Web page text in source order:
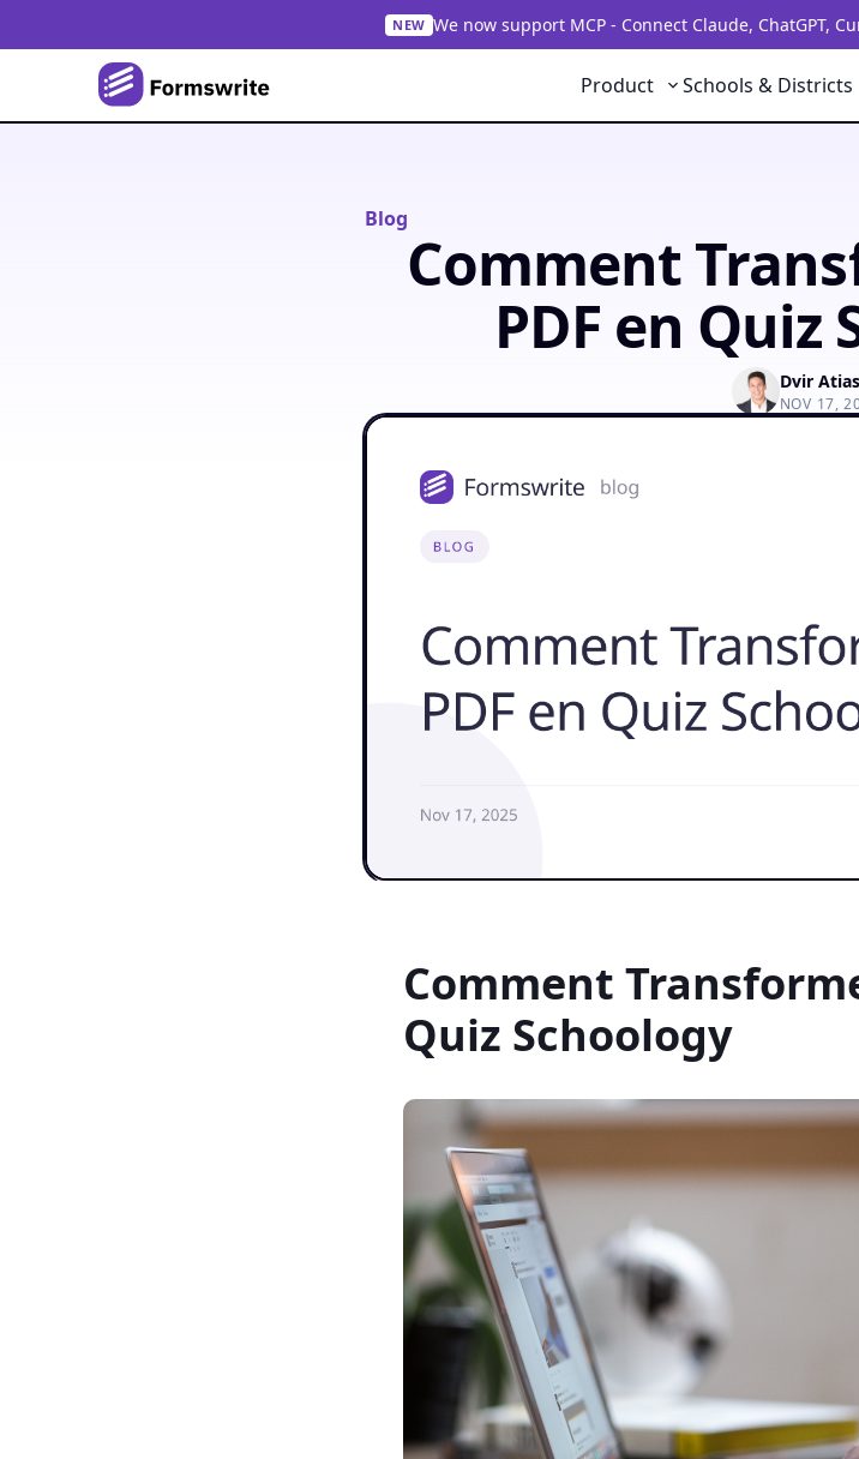
NEW We now support MCP - Connect Claude, ChatGPT,
Product Schools & Districts
Blog
Comment
PDF en Quiz
Dvir Atias
NOV 17,
Comment
Quiz Schoology